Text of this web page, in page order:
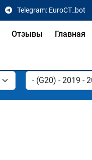
Telegram: EuroCT_bot
Отзывы Главная